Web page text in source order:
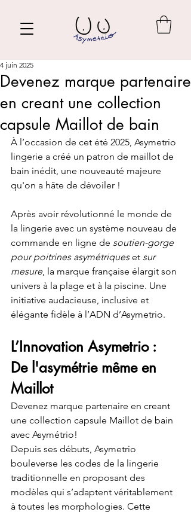
Devenez marque partenaire
en creant une collection
capsule Maillot de bain
4 juin 2025
À l’occasion de cet été 2025, Asymetrio
lingerie a créé un patron de maillot de
bain inédit, une nouveauté majeure
qu'on a hâte de dévoiler !
Après avoir révolutionné le monde de
la lingerie avec un système nouveau de
commande en ligne de soutien-gorge
pour poitrines asymétriques et sur
mesure, la marque française élargit son
univers à la plage et à la piscine. Une
initiative audacieuse, inclusive et
élégante fidèle à l’ADN d’Asymetrio.
L’Innovation Asymetrio :
De l'asymétrie même en
Maillot
Devenez marque partenaire en creant
une collection capsule Maillot de bain
avec Asymétrio!
Depuis ses débuts, Asymetrio
bouleverse les codes de la lingerie
traditionnelle en proposant des
modèles qui s’adaptent véritablement
à toutes les morphologies. Cette